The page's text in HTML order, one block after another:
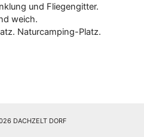
und Fliegengitter.
weich.
Naturcamping-Platz.
DACHZELT DORF